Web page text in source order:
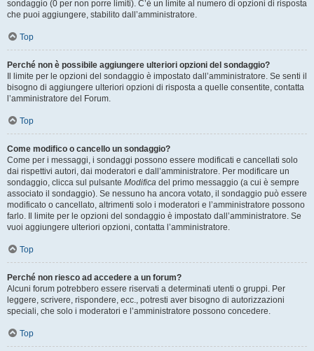
sondaggio (0 per non porre limiti). C’è un limite al numero di opzioni di risposta
che puoi aggiungere, stabilito dall’amministratore.
Top
Perché non è possibile aggiungere ulteriori opzioni del sondaggio?
Il limite per le opzioni del sondaggio è impostato dall’amministratore. Se senti il
bisogno di aggiungere ulteriori opzioni di risposta a quelle consentite, contatta
l’amministratore del Forum.
Top
Come modifico o cancello un sondaggio?
Come per i messaggi, i sondaggi possono essere modificati e cancellati solo
dai rispettivi autori, dai moderatori e dall’amministratore. Per modificare un
sondaggio, clicca sul pulsante Modifica del primo messaggio (a cui è sempre
associato il sondaggio). Se nessuno ha ancora votato, il sondaggio può essere
modificato o cancellato, altrimenti solo i moderatori e l’amministratore possono
farlo. Il limite per le opzioni del sondaggio è impostato dall’amministratore. Se
vuoi aggiungere ulteriori opzioni, contatta l’amministratore.
Top
Perché non riesco ad accedere a un forum?
Alcuni forum potrebbero essere riservati a determinati utenti o gruppi. Per
leggere, scrivere, rispondere, ecc., potresti aver bisogno di autorizzazioni
speciali, che solo i moderatori e l’amministratore possono concedere.
Top